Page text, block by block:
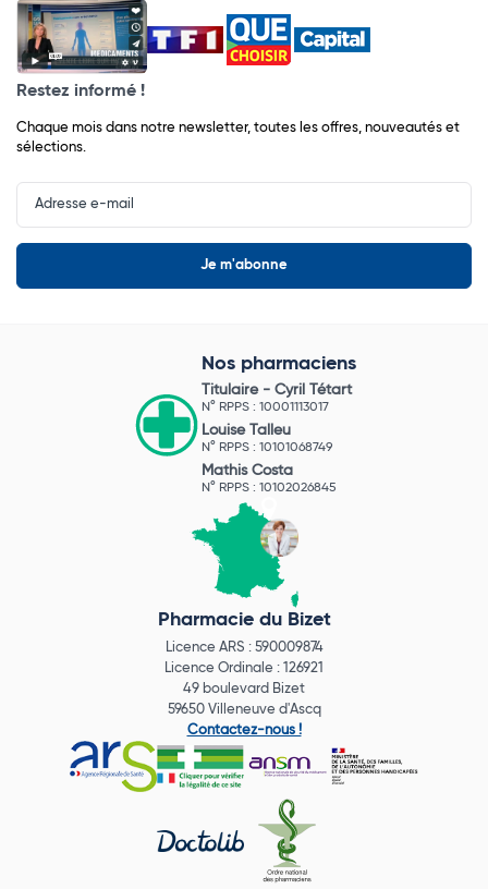
Restez informé !
Chaque mois dans notre newsletter, toutes les offres, nouveautés et
sélections.
Input
Newsletter
Nos pharmaciens
Titulaire - Cyril Tétart
N° RPPS : 10001113017
Louise Talleu
N° RPPS : 10101068749
Mathis Costa
N° RPPS : 10102026845
Pharmacie du Bizet
Licence ARS : 590009874
Licence Ordinale : 126921
49 boulevard Bizet
59650 Villeneuve d'Ascq
Contactez-nous !